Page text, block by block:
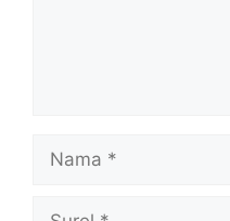
Nama
Surel